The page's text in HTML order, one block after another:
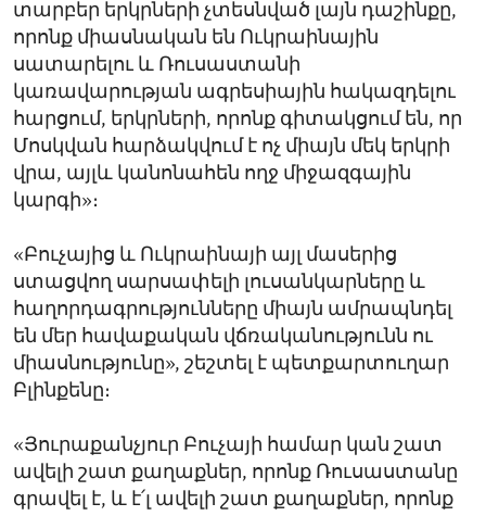
տարբեր երկրների չտեսնված լայն դաշինքը,
որոնք միասնական են Ուկրաինային
սատարելու և Ռուսաստանի
կառավարության ագրեսիային հակազդելու
հարցում, երկրների, որոնք գիտակցում են, որ
Մոսկվան հարձակվում է ոչ միայն մեկ երկրի
վրա, այլև կանոնահեն ողջ միջազգային
կարգի»։
«Բուչայից և Ուկրաինայի այլ մասերից
ստացվող սարսափելի լուսանկարները և
հաղորդագրությունները միայն ամրապնդել
են մեր հավաքական վճռականությունն ու
միասնությունը», շեշտել է պետքարտուղար
Բլինքենը։
«Յուրաքանչյուր Բուչայի համար կան շատ
ավելի շատ քաղաքներ, որոնք Ռուսաստանը
գրավել է, և է՛լ ավելի շատ քաղաքներ, որոնք